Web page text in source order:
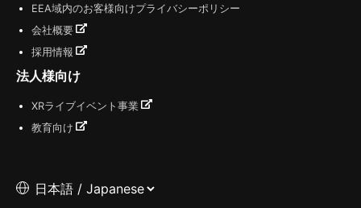
EEA域内のお客様向けプライバシーポリシー
会社概要
採用情報
法人様向け
XRライブイベント事業
教育向け